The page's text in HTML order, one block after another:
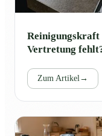
Reinigungskraft
Vertretung
Zum Artikel→